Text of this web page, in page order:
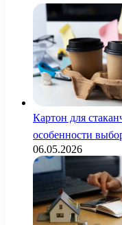
Картон для
особенности
06.05.2026